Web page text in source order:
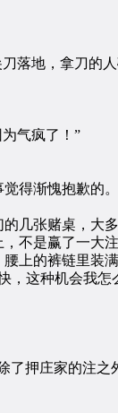
地，拿刀的
气疯了！”
得渐愧抱歉的。
张赌桌，大多
是赢了一大注
的裤链里装满
，这种机会我怎
押庄家的注之